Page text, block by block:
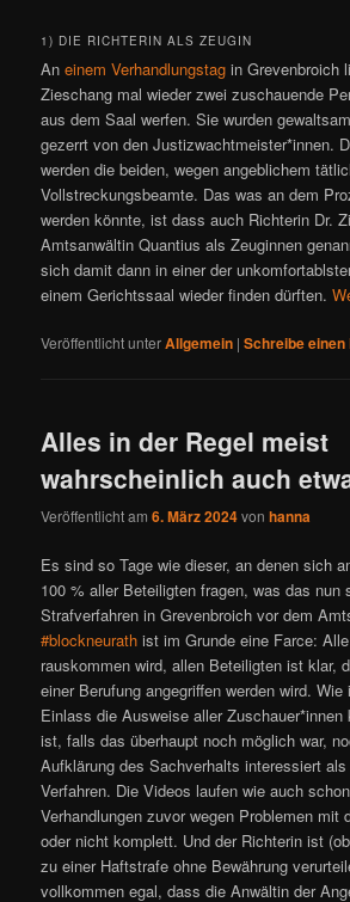
1) DIE RICHTERIN ALS ZEUGIN
Aneinem Verhandlungstag in Grevenbroich
Zieschang mal wieder zwei zuschauende
aus dem Saal werfen. Sie wurden
gezerrt von den Justizwachtmeister*innen.
werden die beiden, wegen angeblichem
Vollstreckungsbeamte. Das was an dem
werden könnte, ist dass auch Richterin Dr.
Amtsanwältin Quantius als Zeuginnen
sich damit dann in einer der
einem Gerichtssaal wieder finden dürften.
Veröffentlicht unterAllgemein |Schreibe
Alles in der Regel meist
wahrscheinlich auch
Veröffentlicht am6. März 2024vonhanna
Es sind so Tage wie dieser, an denen sich
100 % aller Beteiligten fragen, was das nun
Strafverfahren in Grevenbroich vor dem
#blockneurath ist im Grunde eine Farce:
rauskommen wird, allen Beteiligten ist klar,
einer Berufung angegriffen werden wird. Wie
Einlass die Ausweise aller
ist, falls das überhaupt noch möglich war,
Aufklärung des Sachverhalts interessiert
Verfahren. Die Videos laufen wie auch
Verhandlungen zuvor wegen Problemen mit
oder nicht komplett. Und der Richterin ist
zu einer Haftstrafe ohne Bewährung
vollkommen egal, dass die Anwältin der